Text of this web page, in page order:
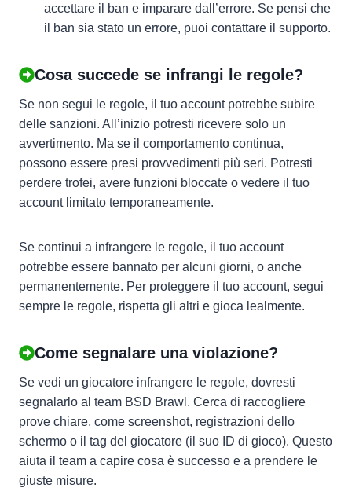
accettare il ban e imparare dall’errore. Se pensi che
il ban sia stato un errore, puoi contattare il supporto.
Cosa succede se infrangi le regole?
Se non segui le regole, il tuo account potrebbe subire
delle sanzioni. All’inizio potresti ricevere solo un
avvertimento. Ma se il comportamento continua,
possono essere presi provvedimenti più seri. Potresti
perdere trofei, avere funzioni bloccate o vedere il tuo
account limitato temporaneamente.
Se continui a infrangere le regole, il tuo account
potrebbe essere bannato per alcuni giorni, o anche
permanentemente. Per proteggere il tuo account, segui
sempre le regole, rispetta gli altri e gioca lealmente.
Come segnalare una violazione?
Se vedi un giocatore infrangere le regole, dovresti
segnalarlo al team BSD Brawl. Cerca di raccogliere
prove chiare, come screenshot, registrazioni dello
schermo o il tag del giocatore (il suo ID di gioco). Questo
aiuta il team a capire cosa è successo e a prendere le
giuste misure.